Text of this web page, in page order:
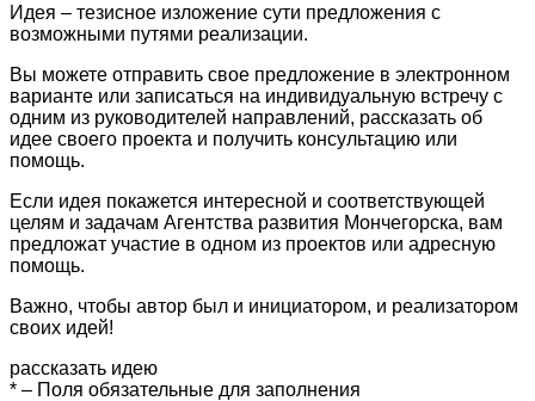
Идея – тезисное изложение сути предложения с
возможными путями реализации.
Вы можете отправить свое предложение в электронном
варианте или записаться на индивидуальную встречу с
одним из руководителей направлений, рассказать об
идее своего проекта и получить консультацию или
помощь.
Если идея покажется интересной и соответствующей
целям и задачам Агентства развития Мончегорска, вам
предложат участие в одном из проектов или адресную
помощь.
Важно, чтобы автор был и инициатором, и реализатором
своих идей!
рассказать идею
* – Поля обязательные для заполнения